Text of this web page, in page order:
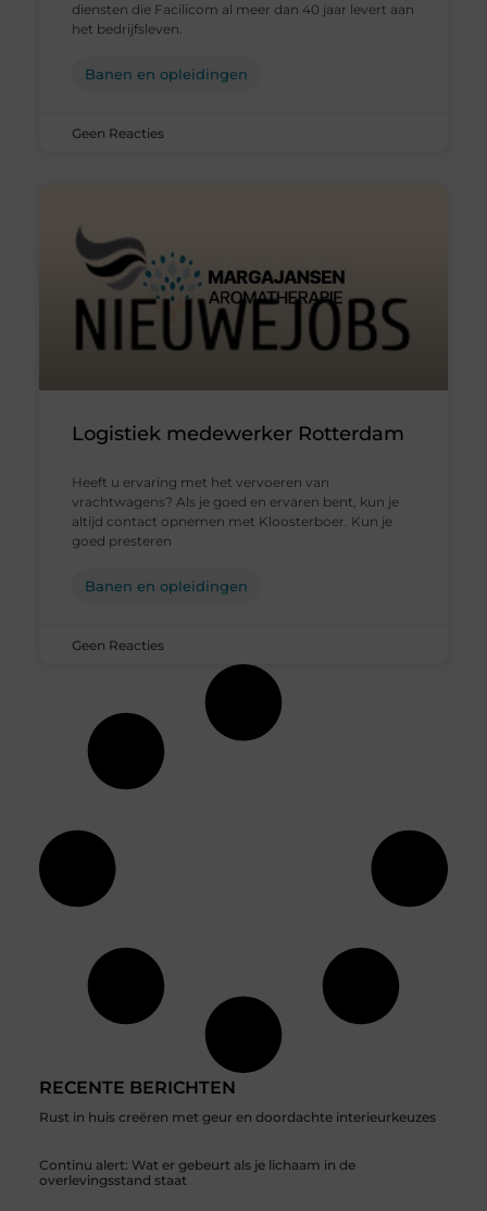
RECENTE BERICHTEN
Rust in huis creëren met geur en doordachte interieurkeuzes
Continu alert: Wat er gebeurt als je lichaam in de
overlevingsstand staat
diensten die Facilicom al meer dan 40 jaar levert aan
het bedrijfsleven.
Banen en opleidingen
Geen Reacties
Logistiek medewerker Rotterdam
Heeft u ervaring met het vervoeren van
vrachtwagens? Als je goed en ervaren bent, kun je
altijd contact opnemen met Kloosterboer. Kun je
goed presteren
Banen en opleidingen
Geen Reacties